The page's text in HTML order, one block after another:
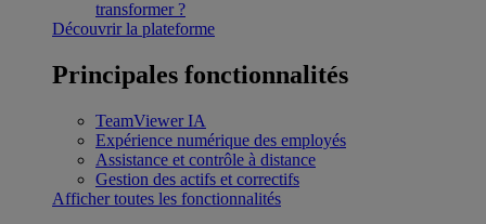
transformer ?
Découvrir la plateforme
Principales fonctionnalités
TeamViewer IA
Expérience numérique des employés
Assistance et contrôle à distance
Gestion des actifs et correctifs
Afficher toutes les fonctionnalités